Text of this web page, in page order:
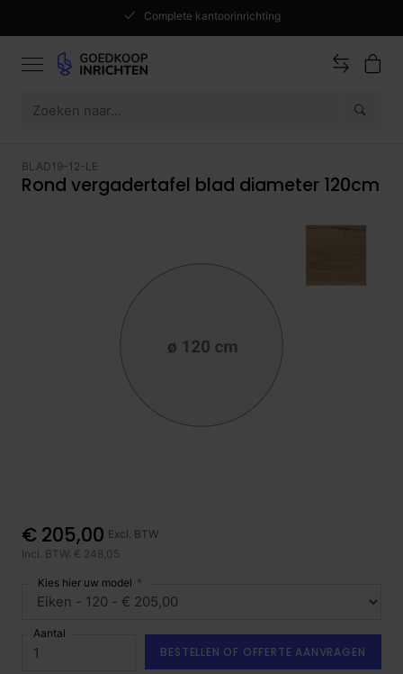
Complete kantoorinrichting
BLAD19-12-LE
Rond vergadertafel blad diameter 120cm
€ 205,00 Excl. BTW
Incl. BTW: € 248,05
Kies hier uw model
Aantal
BESTELLEN OF OFFERTE AANVRAGEN